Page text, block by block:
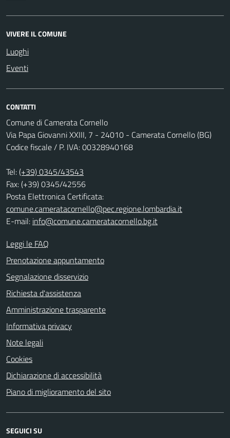
VIVERE IL COMUNE
Luoghi
Eventi
CONTATTI
Comune di Camerata Cornello
Via Papa Giovanni XXIII, 7 - 24010 - Camerata Cornello (BG)
Codice fiscale / P. IVA: 00328940168
Tel:(+39) 0345/43543
Fax: (+39) 0345/42556
Posta Elettronica Certificata:
comune.cameratacornello@pec.regione.lombardia.it
E-mail: info@comune.cameratacornello.bg.it
Leggi le FAQ
Prenotazione appuntamento
Segnalazione disservizio
Richiesta d'assistenza
Amministrazione trasparente
Informativa privacy
Note legali
Cookies
Dichiarazione di accessibilità
Piano di miglioramento del sito
SEGUICI SU